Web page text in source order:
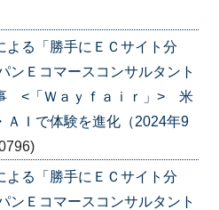
よる「勝手にＥＣサイト分
Ｅコマースコンサルタント
<「Ｗａｙｆａｉｒ」> 米
ＡＩで体験を進化（2024年9
よる「勝手にＥＣサイト分
Ｅコマースコンサルタント